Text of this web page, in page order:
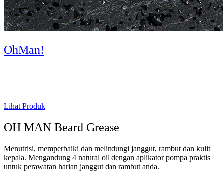
OhMan!
Lihat Produk
OH MAN Beard Grease
Menutrisi, memperbaiki dan melindungi janggut, rambut dan kulit
kepala. Mengandung 4 natural oil dengan aplikator pompa praktis
untuk perawatan harian janggut dan rambut anda.